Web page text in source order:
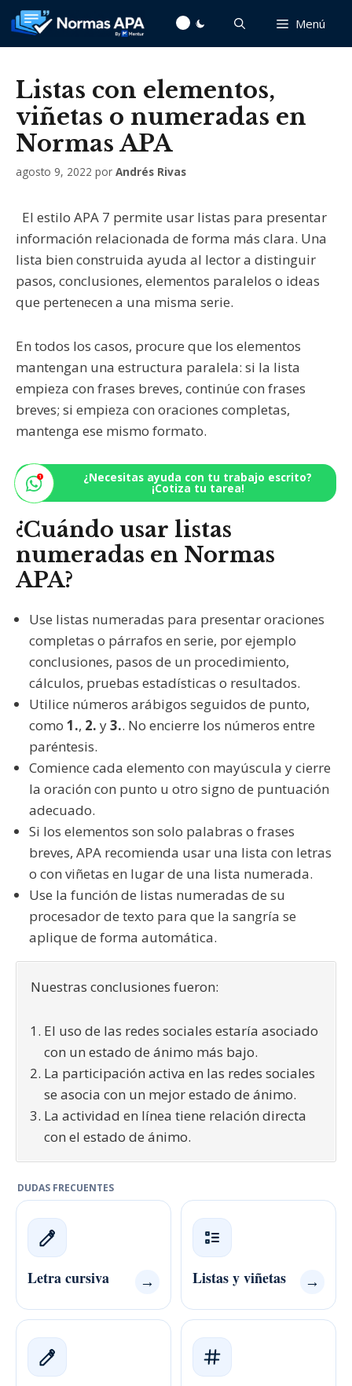
Saltar
contenido
Menú
Listas con elementos,
viñetas o numeradas en
Normas APA
agosto 9, 2022 por Andrés Rivas
El estilo APA 7 permite usar listas para presentar
información relacionada de forma más clara. Una
lista bien construida ayuda al lector a distinguir
pasos, conclusiones, elementos paralelos o ideas
que pertenecen a una misma serie.
En todos los casos, procure que los elementos
mantengan una estructura paralela: si la lista
empieza con frases breves, continúe con frases
breves; si empieza con oraciones completas,
mantenga ese mismo formato.
¿Necesitas ayuda con tu trabajo escrito?
¡Cotiza tu tarea!
¿Cuándo usar listas
numeradas en Normas
APA?
Use listas numeradas para presentar oraciones
completas o párrafos en serie, por ejemplo
conclusiones, pasos de un procedimiento,
cálculos, pruebas estadísticas o resultados.
Utilice números arábigos seguidos de punto,
como 1., 2. y3.. No encierre los números entre
paréntesis.
Comience cada elemento con mayúscula y cierre
la oración con punto u otro signo de puntuación
adecuado.
Si los elementos son solo palabras o frases
breves, APA recomienda usar una lista con letras
o con viñetas en lugar de una lista numerada.
Use la función de listas numeradas de su
procesador de texto para que la sangría se
aplique de forma automática.
Nuestras conclusiones fueron:
El uso de las redes sociales estaría asociado
con un estado de ánimo más bajo.
La participación activa en las redes sociales
se asocia con un mejor estado de ánimo.
La actividad en línea tiene relación directa
con el estado de ánimo.
DUDAS FRECUENTES
Letra cursiva → Listas y viñetas →